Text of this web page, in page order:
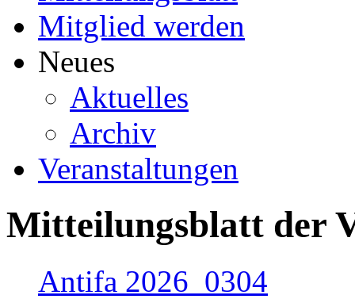
Mitglied werden
Neues
Aktuelles
Archiv
Veranstaltungen
Mitteilungsblatt der
Antifa 2026_0304